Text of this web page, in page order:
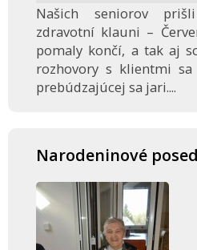
Našich seniorov
zdravotní klauni –
pomaly končí, a tak aj
rozhovory s klientmi
prebúdzajúcej sa jari....
Narodeninové